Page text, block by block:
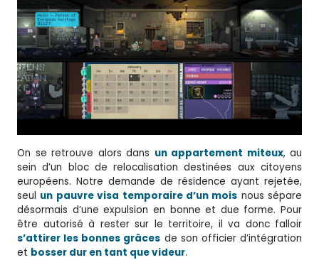
On se retrouve alors dans un appartement miteux, au
sein d’un bloc de relocalisation destinées aux citoyens
européens. Notre demande de résidence ayant rejetée,
seul un pauvre visa temporaire d’un mois nous sépare
désormais d’une expulsion en bonne et due forme. Pour
être autorisé à rester sur le territoire, il va donc falloir
s’attirer les bonnes grâces de son officier d’intégration
et bosser dur en tant que videur.